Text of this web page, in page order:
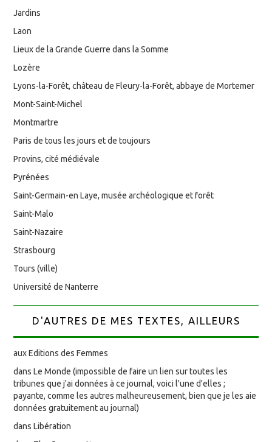
Jardins
Laon
Lieux de la Grande Guerre dans la Somme
Lozère
Lyons-la-Forêt, château de Fleury-la-Forêt, abbaye de Mortemer
Mont-Saint-Michel
Montmartre
Paris de tous les jours et de toujours
Provins, cité médiévale
Pyrénées
Saint-Germain-en Laye, musée archéologique et forêt
Saint-Malo
Saint-Nazaire
Strasbourg
Tours (ville)
Université de Nanterre
D'AUTRES DE MES TEXTES, AILLEURS
aux Editions des Femmes
dans Le Monde (impossible de faire un lien sur toutes les
tribunes que j'ai données à ce journal, voici l'une d'elles ;
payante, comme les autres malheureusement, bien que je les aie
données gratuitement au journal)
dans Libération